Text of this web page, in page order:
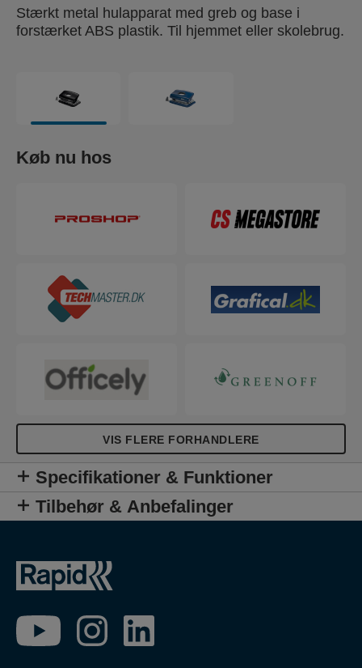
Stærkt metal hulapparat med greb og base i
forstærket ABS plastik. Til hjemmet eller skolebrug.
Køb nu hos
VIS FLERE FORHANDLERE
Specifikationer & Funktioner
Tilbehør & Anbefalinger